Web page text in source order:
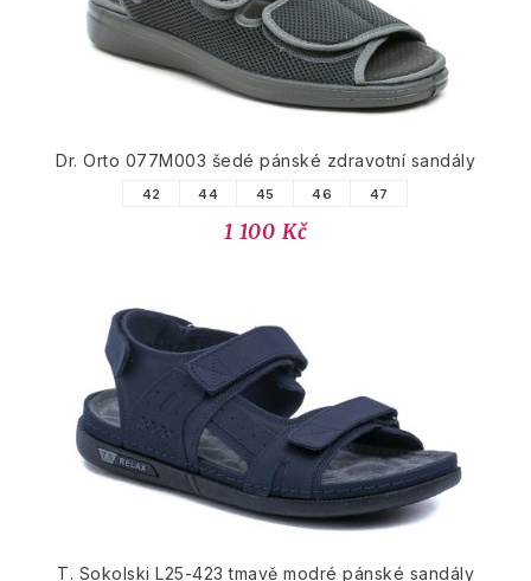
Dr. Orto 077M003 šedé pánské zdravotní sandály
42 44 45 46 47
1 100 Kč
T. Sokolski L25-423 tmavě modré pánské sandály